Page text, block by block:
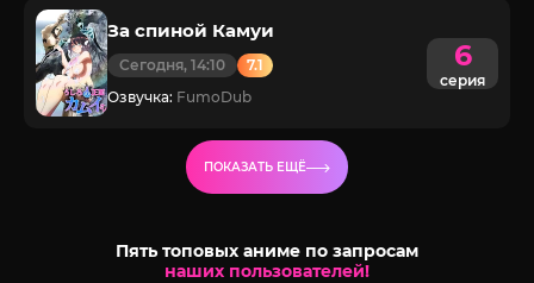
За спиной Камуи
Сегодня, 14:10
7.1
Озвучка: FumoDub
6
серия
ПОКАЗАТЬ ЕЩЁ
Пять топовых аниме по запросам
наших пользователей!